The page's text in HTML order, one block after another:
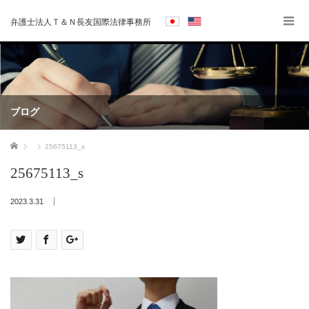
弁護士法人Ｔ＆Ｎ長友国際法律事務所
ブログ
ホーム 25675113_s
25675113_s
2023.3.31